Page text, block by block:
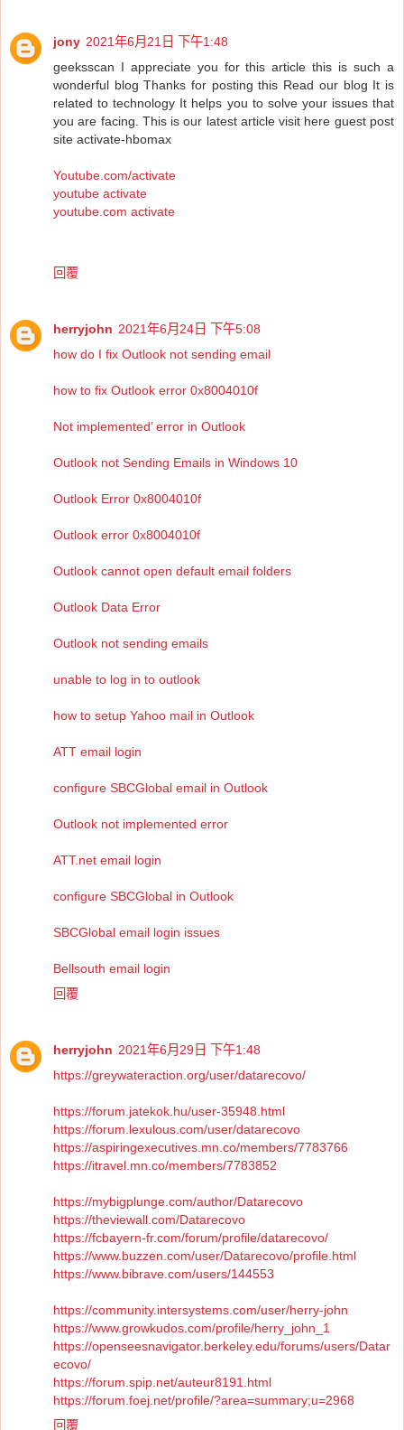
jony 2021年6月21日 下午1:48
geeksscan I appreciate you for this article this is such a
wonderful blog Thanks for posting this Read our blog It is
related to technology It helps you to solve your issues that
you are facing. This is our latest article visit here guest post
site activate-hbomax
Youtube.com/activate
youtube activate
youtube.com activate
回覆
herryjohn 2021年6月24日 下午5:08
how do I fix Outlook not sending email
how to fix Outlook error 0x8004010f
Not implemented’ error in Outlook
Outlook not Sending Emails in Windows 10
Outlook Error 0x8004010f
Outlook error 0x8004010f
Outlook cannot open default email folders
Outlook Data Error
Outlook not sending emails
unable to log in to outlook
how to setup Yahoo mail in Outlook
ATT email login
configure SBCGlobal email in Outlook
Outlook not implemented error
ATT.net email login
configure SBCGlobal in Outlook
SBCGlobal email login issues
Bellsouth email login
回覆
herryjohn 2021年6月29日 下午1:48
https://greywateraction.org/user/datarecovo/
https://forum.jatekok.hu/user-35948.html
https://forum.lexulous.com/user/datarecovo
https://aspiringexecutives.mn.co/members/7783766
https://itravel.mn.co/members/7783852
https://mybigplunge.com/author/Datarecovo
https://theviewall.com/Datarecovo
https://fcbayern-fr.com/forum/profile/datarecovo/
https://www.buzzen.com/user/Datarecovo/profile.html
https://www.bibrave.com/users/144553
https://community.intersystems.com/user/herry-john
https://www.growkudos.com/profile/herry_john_1
https://openseesnavigator.berkeley.edu/forums/users/Datar
ecovo/
https://forum.spip.net/auteur8191.html
https://forum.foej.net/profile/?area=summary;u=2968
回覆